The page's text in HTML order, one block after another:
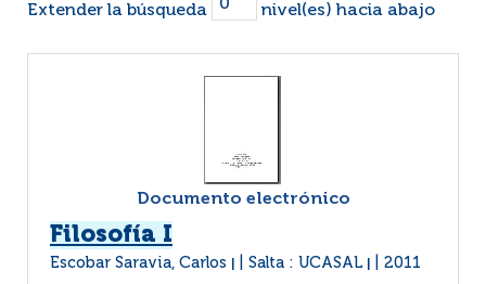
Extender la búsqueda nivel(es) hacia abajo
Documento electrónico
Filosofía I
Escobar Saravia, Carlos Salta : UCASAL 2011